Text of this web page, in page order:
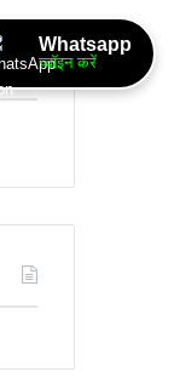
Whatsapp
ज्वॉइन करें